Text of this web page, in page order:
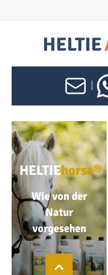
HELTIEhorse®
Wie von der
Natur
vorgesehen